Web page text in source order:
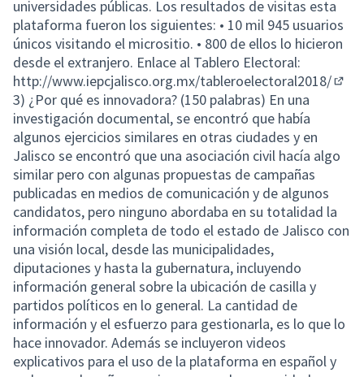
universidades públicas. Los resultados de visitas esta
plataforma fueron los siguientes: • 10 mil 945 usuarios
únicos visitando el micrositio. • 800 de ellos lo hicieron
desde el extranjero. Enlace al Tablero Electoral:
http://www.iepcjalisco.org.mx/tableroelectoral2018/
3) ¿Por qué es innovadora? (150 palabras) En una
investigación documental, se encontró que había
algunos ejercicios similares en otras ciudades y en
Jalisco se encontró que una asociación civil hacía algo
similar pero con algunas propuestas de campañas
publicadas en medios de comunicación y de algunos
candidatos, pero ninguno abordaba en su totalidad la
información completa de todo el estado de Jalisco con
una visión local, desde las municipalidades,
diputaciones y hasta la gubernatura, incluyendo
información general sobre la ubicación de casilla y
partidos políticos en lo general. La cantidad de
información y el esfuerzo para gestionarla, es lo que lo
hace innovador. Además se incluyeron videos
explicativos para el uso de la plataforma en español y